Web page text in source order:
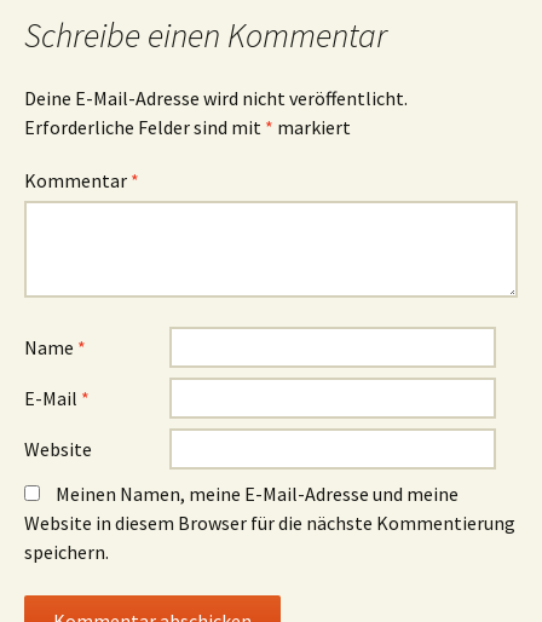
Schreibe einen Kommentar
Deine E-Mail-Adresse wird nicht veröffentlicht.
Erforderliche Felder sind mit * markiert
Kommentar *
Name *
E-Mail *
Website
Meinen Namen, meine E-Mail-Adresse und meine
Website in diesem Browser für die nächste Kommentierung
speichern.